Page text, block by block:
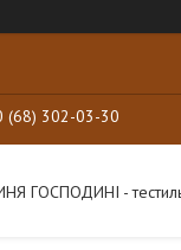
(68) 302-03-30
ГОСПОДИНІ -